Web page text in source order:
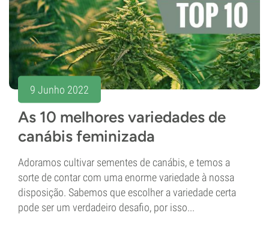
9 Junho 2022
As 10 melhores variedades de
canábis feminizada
Adoramos cultivar sementes de canábis, e temos a
sorte de contar com uma enorme variedade à nossa
disposição. Sabemos que escolher a variedade certa
pode ser um verdadeiro desafio, por isso...